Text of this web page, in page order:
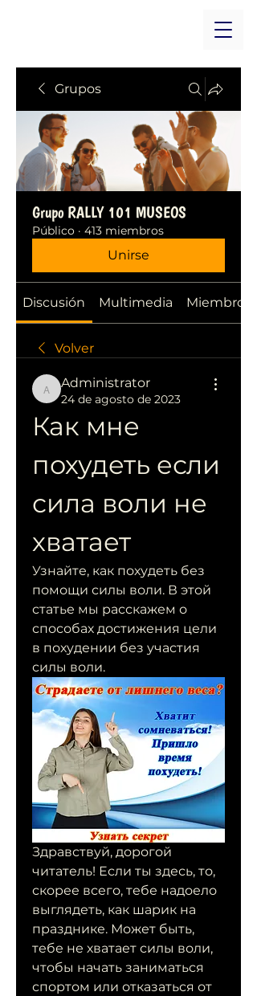
Grupos
Grupo RALLY 101 MUSEOS
Público · 413 miembros
Unirse
Discusión Multimedia Miembros
Volver
Administrator
Administrator
24 de agosto de 2023
Как мне
похудеть если
сила воли не
хватает
Узнайте, как похудеть без
помощи силы воли. В этой
статье мы расскажем о
способах достижения цели
в похудении без участия
силы воли.
Здравствуй, дорогой
читатель! Если ты здесь, то,
скорее всего, тебе надоело
выглядеть, как шарик на
празднике. Может быть,
тебе не хватает силы воли,
чтобы начать заниматься
спортом или отказаться от